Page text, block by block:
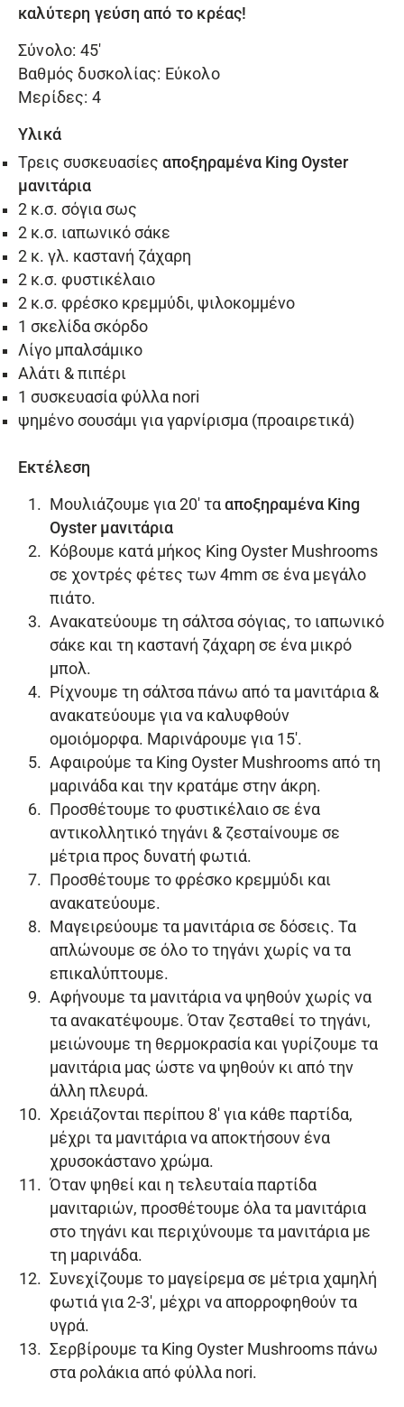
καλύτερη γεύση από το κρέας!
Σύνολο: 45′
Βαθμός δυσκολίας: Εύκολο
Μερίδες: 4
Υλικά
Τρεις συσκευασίες αποξηραμένα King Oyster
μανιτάρια
2 κ.σ. σόγια σως
2 κ.σ. ιαπωνικό σάκε
2 κ. γλ. καστανή ζάχαρη
2 κ.σ. φυστικέλαιο
2 κ.σ. φρέσκο κρεμμύδι, ψιλοκομμένο
1 σκελίδα σκόρδο
Λίγο μπαλσάμικο
Αλάτι & πιπέρι
1 συσκευασία φύλλα nori
ψημένο σουσάμι για γαρνίρισμα (προαιρετικά)
Εκτέλεση
Μουλιάζουμε για 20′ τα αποξηραμένα King
Oyster μανιτάρια
Κόβουμε κατά μήκος King Oyster Mushrooms
σε χοντρές φέτες των 4mm σε ένα μεγάλο
πιάτο.
Ανακατεύουμε τη σάλτσα σόγιας, το ιαπωνικό
σάκε και τη καστανή ζάχαρη σε ένα μικρό
μπολ.
Ρίχνουμε τη σάλτσα πάνω από τα μανιτάρια &
ανακατεύουμε για να καλυφθούν
ομοιόμορφα. Μαρινάρουμε για 15′.
Αφαιρούμε τα King Oyster Mushrooms από τη
μαρινάδα και την κρατάμε στην άκρη.
Προσθέτουμε το φυστικέλαιο σε ένα
αντικολλητικό τηγάνι & ζεσταίνουμε σε
μέτρια προς δυνατή φωτιά.
Προσθέτουμε το φρέσκο κρεμμύδι και
ανακατεύουμε.
Μαγειρεύουμε τα μανιτάρια σε δόσεις. Τα
απλώνουμε σε όλο το τηγάνι χωρίς να τα
επικαλύπτουμε.
Αφήνουμε τα μανιτάρια να ψηθούν χωρίς να
τα ανακατέψουμε. Όταν ζεσταθεί το τηγάνι,
μειώνουμε τη θερμοκρασία και γυρίζουμε τα
μανιτάρια μας ώστε να ψηθούν κι από την
άλλη πλευρά.
Χρειάζονται περίπου 8′ για κάθε παρτίδα,
μέχρι τα μανιτάρια να αποκτήσουν ένα
χρυσοκάστανο χρώμα.
Όταν ψηθεί και η τελευταία παρτίδα
μανιταριών, προσθέτουμε όλα τα μανιτάρια
στο τηγάνι και περιχύνουμε τα μανιτάρια με
τη μαρινάδα.
Συνεχίζουμε το μαγείρεμα σε μέτρια χαμηλή
φωτιά για 2-3′, μέχρι να απορροφηθούν τα
υγρά.
Σερβίρουμε τα King Oyster Mushrooms πάνω
στα ρολάκια από φύλλα nori.